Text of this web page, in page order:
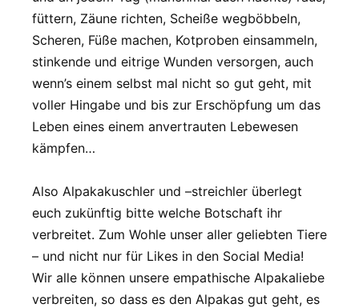
füttern, Zäune richten, Scheiße wegböbbeln,
Scheren, Füße machen, Kotproben einsammeln,
stinkende und eitrige Wunden versorgen, auch
wenn’s einem selbst mal nicht so gut geht, mit
voller Hingabe und bis zur Erschöpfung um das
Leben eines einem anvertrauten Lebewesen
kämpfen…
Also Alpakakuschler und –streichler überlegt
euch zukünftig bitte welche Botschaft ihr
verbreitet. Zum Wohle unser aller geliebten Tiere
– und nicht nur für Likes in den Social Media!
Wir alle können unsere empathische Alpakaliebe
verbreiten, so dass es den Alpakas gut geht, es